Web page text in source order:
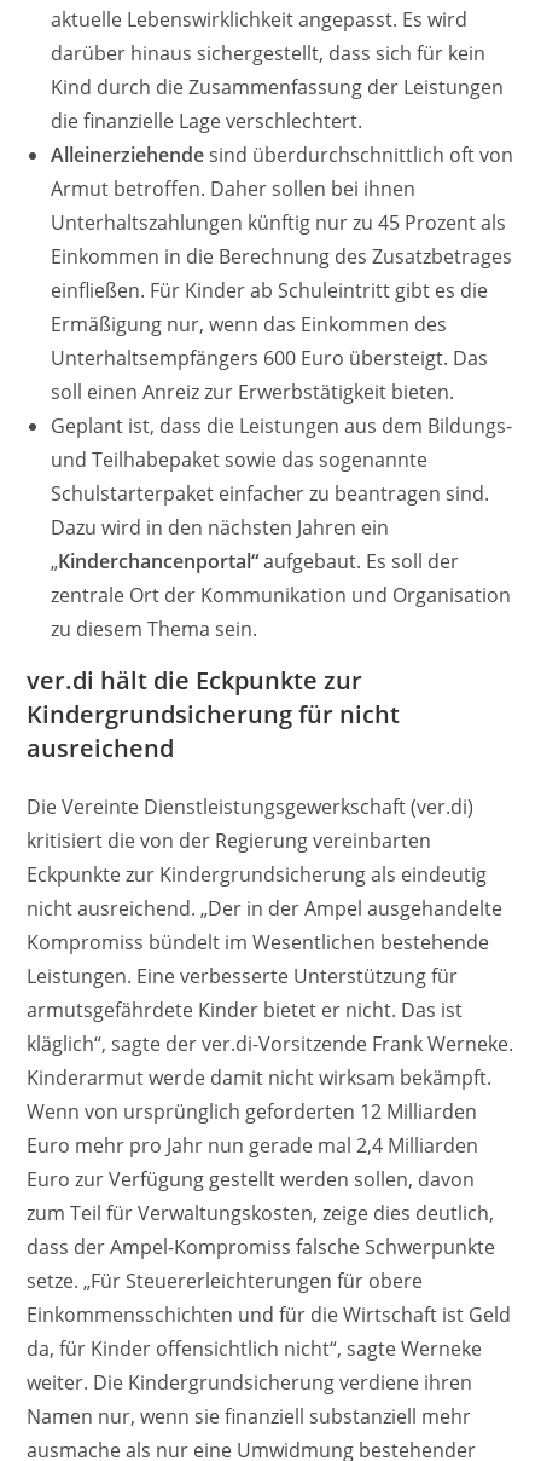
aktuelle Lebenswirklichkeit angepasst. Es wird
darüber hinaus sichergestellt, dass sich für kein
Kind durch die Zusammenfassung der Leistungen
die finanzielle Lage verschlechtert.
Alleinerziehendesind überdurchschnittlich oft von
Armut betroffen. Daher sollen bei ihnen
Unterhaltszahlungen künftig nur zu 45 Prozent als
Einkommen in die Berechnung des Zusatzbetrages
einfließen. Für Kinder ab Schuleintritt gibt es die
Ermäßigung nur, wenn das Einkommen des
Unterhaltsempfängers 600 Euro übersteigt. Das
soll einen Anreiz zur Erwerbstätigkeit bieten.
Geplant ist, dass die Leistungen aus dem Bildungs-
und Teilhabepaket sowie das sogenannte
Schulstarterpaket einfacher zu beantragen sind.
Dazu wird in den nächsten Jahren ein
„Kinderchancenportal“aufgebaut. Es soll der
zentrale Ort der Kommunikation und Organisation
zu diesem Thema sein.
ver.di hält die Eckpunkte zur
Kindergrundsicherung für nicht
ausreichend
Die Vereinte Dienstleistungsgewerkschaft (ver.di)
kritisiert die von der Regierung vereinbarten
Eckpunkte zur Kindergrundsicherung als eindeutig
nicht ausreichend. „Der in der Ampel ausgehandelte
Kompromiss bündelt im Wesentlichen bestehende
Leistungen. Eine verbesserte Unterstützung für
armutsgefährdete Kinder bietet er nicht. Das ist
kläglich“, sagte der ver.di-Vorsitzende Frank Werneke.
Kinderarmut werde damit nicht wirksam bekämpft.
Wenn von ursprünglich geforderten 12 Milliarden
Euro mehr pro Jahr nun gerade mal 2,4 Milliarden
Euro zur Verfügung gestellt werden sollen, davon
zum Teil für Verwaltungskosten, zeige dies deutlich,
dass der Ampel-Kompromiss falsche Schwerpunkte
setze. „Für Steuererleichterungen für obere
Einkommensschichten und für die Wirtschaft ist Geld
da, für Kinder offensichtlich nicht“, sagte Werneke
weiter. Die Kindergrundsicherung verdiene ihren
Namen nur, wenn sie finanziell substanziell mehr
ausmache als nur eine Umwidmung bestehender